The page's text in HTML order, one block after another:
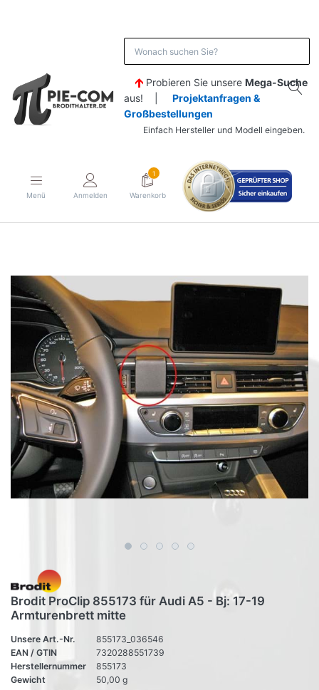
Probieren Sie unsere Mega-Suche
aus! | Projektanfragen &
Großbestellungen
Einfach Hersteller und Modell eingeben.
Menü Anmelden
1
Warenkorb
Brodit ProClip 855173 für Audi A5 - Bj: 17-19
Armturenbrett mitte
Unsere Art.-Nr.
855173_036546
EAN / GTIN
7320288551739
Herstellernummer
855173
Gewicht
50,00 g